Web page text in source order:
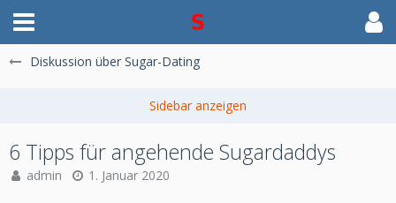
Diskussion über Sugar-Dating
6 Tipps für angehende Sugardaddys
admin 1. Januar 2020